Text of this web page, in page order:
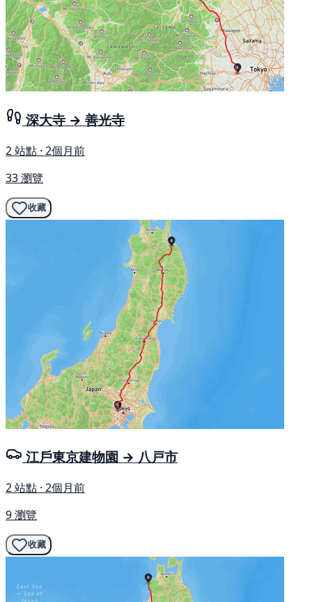
深大寺 → 善光寺
2 站點 · 2個月前
33 瀏覽
收藏
江戶東京建物園 → 八戸市
2 站點 · 2個月前
9 瀏覽
收藏